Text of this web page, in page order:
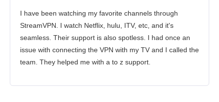
Atención al cliente
I have been watching my favorite channels through
StreamVPN. I watch Netflix, hulu, ITV, etc, and it's
seamless. Their support is also spotless. I had once an
issue with connecting the VPN with my TV and I called the
team. They helped me with a to z support.